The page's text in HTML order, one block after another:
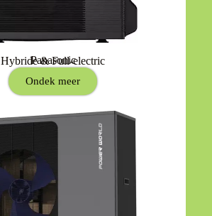
Panasonic
Hybride & Full-electric
Ondek meer